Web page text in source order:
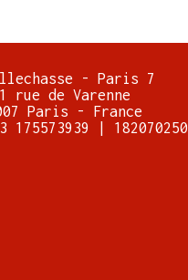
- Paris 7
rue de Varenne
Paris - France
175573939 | 182070250